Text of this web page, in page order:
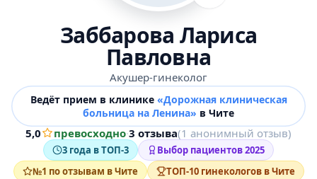
Заббарова Лариса
Павловна
Акушер-гинеколог
Ведёт прием в клинике «Дорожная клиническая
больница на Ленина» в Чите
5,0 превосходно·3 отзыва(1 анонимный отзыв)
3 года в ТОП-3
Выбор пациентов 2025
№1 по отзывам в Чите
ТОП-10 гинекологов в Чите